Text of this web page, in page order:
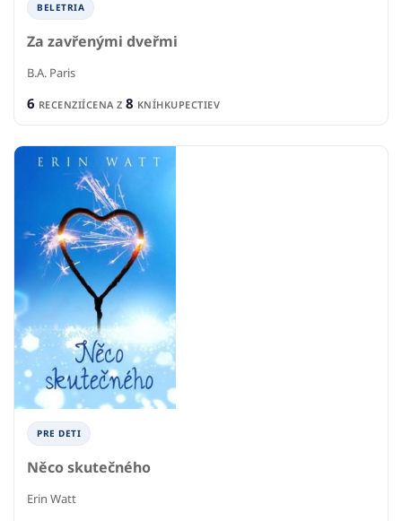
BELETRIA
Za zavřenými dveřmi
B.A. Paris
6 RECENZIÍCENA Z 8 KNÍHKUPECTIEV
PRE DETI
Něco skutečného
Erin Watt